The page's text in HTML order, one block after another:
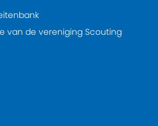
van de vereniging Scouting